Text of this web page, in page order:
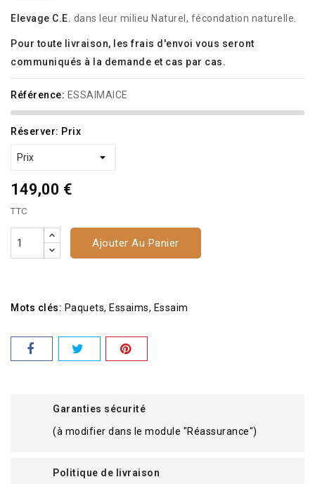
Elevage C.E. dans leur milieu Naturel, fécondation naturelle.
Pour toute livraison, les frais d'envoi vous seront
communiqués à la demande et cas par cas.
Référence: ESSAIMAICE
Réserver: Prix
149,00 €
TTC
Ajouter Au Panier
Mots clés: Paquets Essaims Essaim
Garanties sécurité
(à modifier dans le module "Réassurance")
Politique de livraison